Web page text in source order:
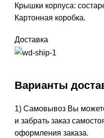
Крышки корпуса:
Картонная коробка.
Доставка
Варианты
1) Самовывоз Вы
и забрать заказ
оформления заказа.